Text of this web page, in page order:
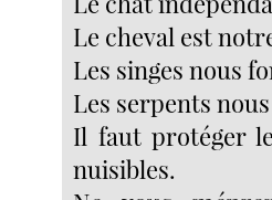
Le cheval est
Les singes nous
Les serpents
Il faut protéger
nuisibles.